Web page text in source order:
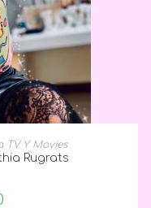
TV Y Movies
Rugrats